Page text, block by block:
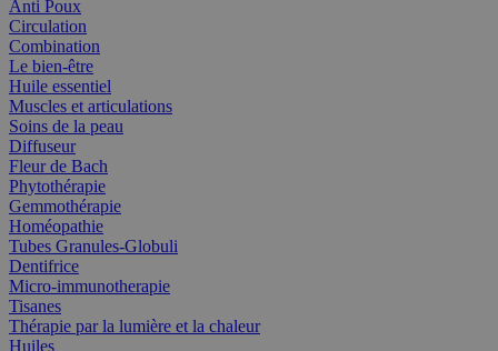
Anti Poux
Circulation
Combination
Le bien-être
Huile essentiel
Muscles et articulations
Soins de la peau
Diffuseur
Fleur de Bach
Phytothérapie
Gemmothérapie
Homéopathie
Tubes Granules-Globuli
Dentifrice
Micro-immunotherapie
Tisanes
Thérapie par la lumière et la chaleur
Huiles